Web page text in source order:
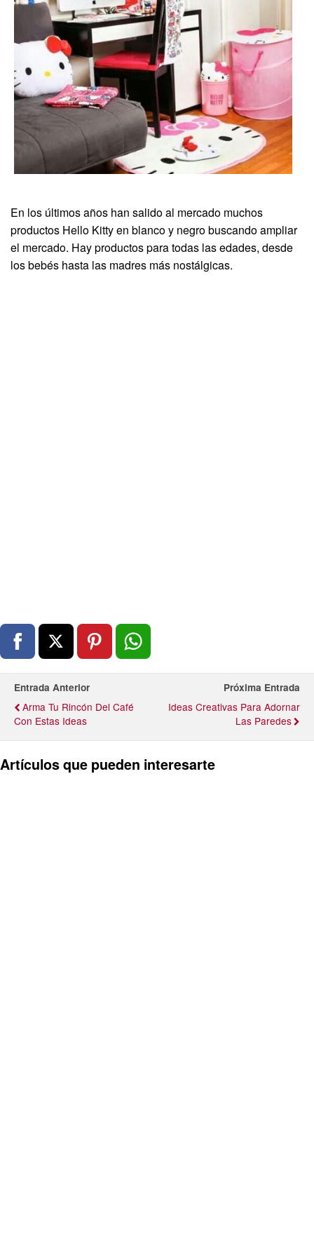
En los últimos años han salido al mercado muchos
productos Hello Kitty en blanco y negro buscando ampliar
el mercado. Hay productos para todas las edades, desde
los bebés hasta las madres más nostálgicas.
Entrada Anterior
Arma Tu Rincón Del Café
Con Estas Ideas
Próxima Entrada
Ideas Creativas Para Adornar
Las Paredes
Artículos que pueden interesarte